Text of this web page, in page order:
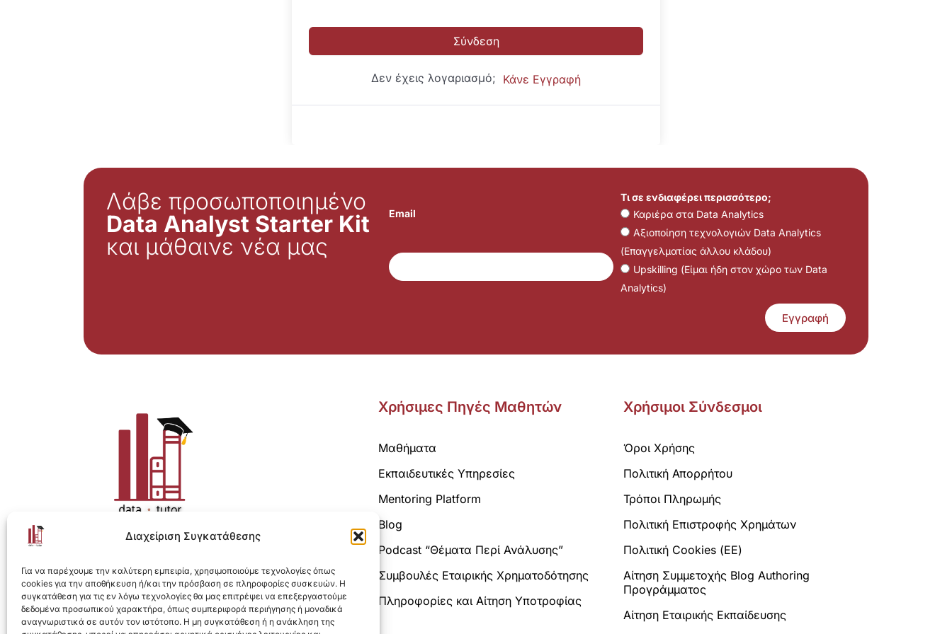
Διαχείριση Συγκατάθεσης
Για να παρέχουμε την καλύτερη εμπειρία, χρησιμοποιούμε τεχνολογίες όπως
cookies για την αποθήκευση ή/και την πρόσβαση σε πληροφορίες συσκευών. Η
συγκατάθεση για τις εν λόγω τεχνολογίες θα μας επιτρέψει να επεξεργαστούμε
δεδομένα προσωπικού χαρακτήρα, όπως συμπεριφορά περιήγησης ή μοναδικά
αναγνωριστικά σε αυτόν τον ιστότοπο. Η μη συγκατάθεση ή η ανάκληση της
Σύνδεση
Δεν έχεις λογαριασμό; Κάνε Εγγραφή
Λάβε προσωποποιημένο
Data Analyst Starter Kit
και μάθαινε νέα μας
Email
Τι σε ενδιαφέρει περισσότερο;
Καριέρα στα Data Analytics
Αξιοποίηση τεχνολογιών Data Analytics
(Επαγγελματίας άλλου κλάδου)
Upskilling (Είμαι ήδη στον χώρο των Data
Analytics)
Εγγραφή
Η ολοκληρωμένη e-learning λύση για Data Analytics.
Χρήσιμες Πηγές Μαθητών
Μαθήματα
Εκπαιδευτικές Υπηρεσίες
Mentoring Platform
Blog
Podcast “Θέματα Περί Ανάλυσης”
Συμβουλές Εταιρικής Χρηματοδότησης
Πληροφορίες και Αίτηση Υποτροφίας
Χρήσιμοι Σύνδεσμοι
Όροι Χρήσης
Πολιτική Απορρήτου
Τρόποι Πληρωμής
Πολιτική Επιστροφής Χρημάτων
Πολιτική Cookies (ΕΕ)
Αίτηση Συμμετοχής Blog Authoring
Προγράμματος
Αίτηση Εταιρικής Εκπαίδευσης